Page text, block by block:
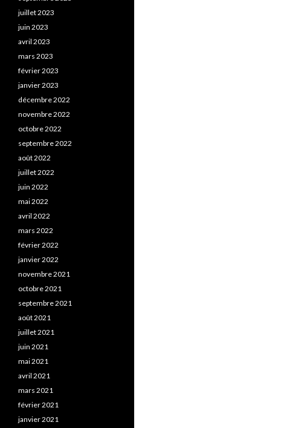
juillet 2023
juin 2023
avril 2023
mars 2023
février 2023
janvier 2023
décembre 2022
novembre 2022
octobre 2022
septembre 2022
août 2022
juillet 2022
juin 2022
mai 2022
avril 2022
mars 2022
février 2022
janvier 2022
novembre 2021
octobre 2021
septembre 2021
août 2021
juillet 2021
juin 2021
mai 2021
avril 2021
mars 2021
février 2021
janvier 2021